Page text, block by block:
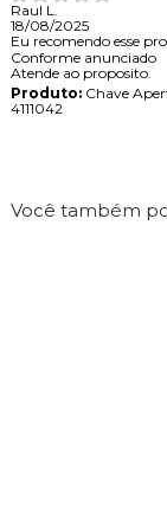
Raul L.
18/08/2025
Eu recomendo esse
Conforme anunciado
Atende ao proposito.
Produto:Chave
4111042
Você também